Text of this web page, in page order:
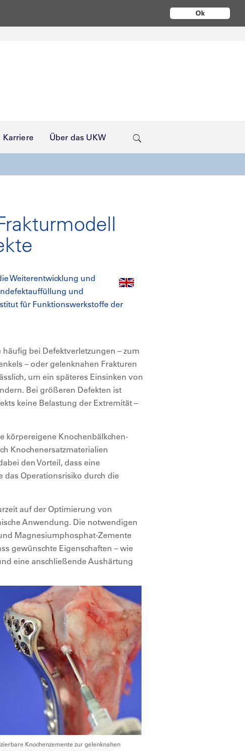
Ok
Karriere Über das UKW
Weiterentwicklung und
und
für Funktionswerkstoffe der
bei Defektverletzungen – zum
– oder gelenknahen Frakturen
um ein späteres Einsinken von
Bei größeren Defekten ist
keine Belastung der Extremität –
körpereigene Knochenbälkchen-
Knochenersatzmaterialien
den Vorteil, dass eine
das Operationsrisiko durch die
auf der Optimierung von
Anwendung. Die notwendigen
Magnesiumphosphat-Zemente
gewünschte Eigenschaften – wie
eine anschließende Aushärtung
Knochenzemente zur gelenknahen